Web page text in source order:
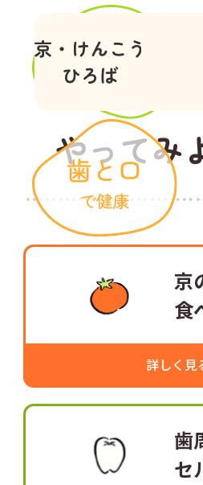
やってみ
京
食
詳しく見
歯
セ